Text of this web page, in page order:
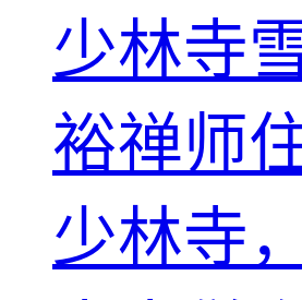
少林寺
裕禅师
少林寺